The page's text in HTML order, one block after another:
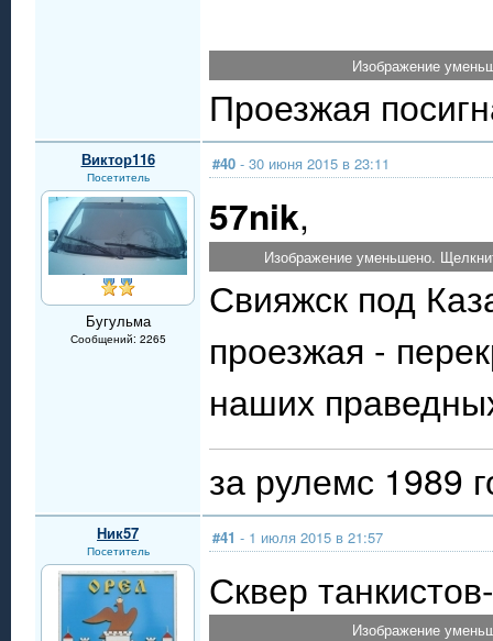
Изображение
Проезжая
Виктор116
Посетитель
Бугульма
Сообщений: 2265
#40 - 30 июня 2015 в 23:11
57nik,
Изображение уменьшено.
Свияжск под
проезжая -
наших
за рулемс 1989
Ник57
Посетитель
#41 - 1 июля 2015 в 21:57
Сквер
Изображение